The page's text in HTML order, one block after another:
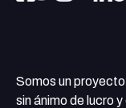
Somos un
sin ánimo de lucro